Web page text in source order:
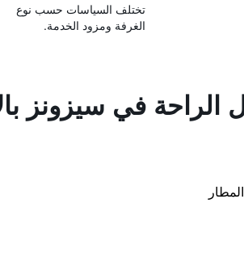
تختلف السياسات حسب نوع
الغرفة ومزود الخدمة.
الراحة في سيزونز